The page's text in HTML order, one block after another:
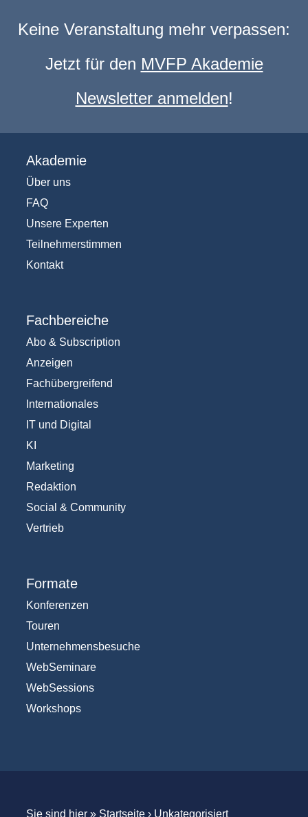
Keine Veranstaltung mehr verpassen:
Jetzt für den MVFP Akademie
Newsletter anmelden!
Akademie
Über uns
FAQ
Unsere Experten
Teilnehmerstimmen
Kontakt
Fachbereiche
Abo & Subscription
Anzeigen
Fachübergreifend
Internationales
IT und Digital
KI
Marketing
Redaktion
Social & Community
Vertrieb
Formate
Konferenzen
Touren
Unternehmensbesuche
WebSeminare
WebSessions
Workshops
Sie sind hier » Startseite› Unkategorisiert